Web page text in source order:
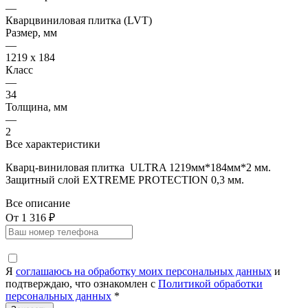
—
Кварцвиниловая плитка (LVT)
Размер, мм
—
1219 x 184
Класс
—
34
Толщина, мм
—
2
Все характеристики
Кварц-виниловая плитка ULTRA 1219мм*184мм*2 мм.
Защитный слой EXTREME PROTECTION 0,3 мм.
Все описание
От 1 316 ₽
Я соглашаюсь на обработку моих персональных данных и
подтверждаю, что ознакомлен с Политикой обработки
персональных данных *